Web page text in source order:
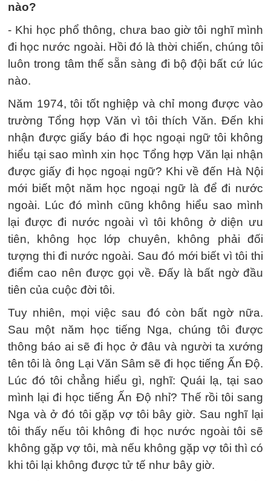
nào?
- Khi học phổ thông, chưa bao giờ tôi nghĩ mình
đi học nước ngoài. Hồi đó là thời chiến, chúng tôi
luôn trong tâm thế sẵn sàng đi bộ đội bất cứ lúc
nào.
Năm 1974, tôi tốt nghiệp và chỉ mong được vào
trường Tổng hợp Văn vì tôi thích Văn. Đến khi
nhận được giấy báo đi học ngoại ngữ tôi không
hiểu tại sao mình xin học Tổng hợp Văn lại nhận
được giấy đi học ngoại ngữ? Khi về đến Hà Nội
mới biết một năm học ngoại ngữ là để đi nước
ngoài. Lúc đó mình cũng không hiểu sao mình
lại được đi nước ngoài vì tôi không ở diện ưu
tiên, không học lớp chuyên, không phải đối
tượng thi đi nước ngoài. Sau đó mới biết vì tôi thi
điểm cao nên được gọi về. Đấy là bất ngờ đầu
tiên của cuộc đời tôi.
Tuy nhiên, mọi việc sau đó còn bất ngờ nữa.
Sau một năm học tiếng Nga, chúng tôi được
thông báo ai sẽ đi học ở đâu và người ta xướng
tên tôi là ông Lại Văn Sâm sẽ đi học tiếng Ấn Độ.
Lúc đó tôi chẳng hiểu gì, nghĩ: Quái lạ, tại sao
mình lại đi học tiếng Ấn Độ nhỉ? Thế rồi tôi sang
Nga và ở đó tôi gặp vợ tôi bây giờ. Sau nghĩ lại
tôi thấy nếu tôi không đi học nước ngoài tôi sẽ
không gặp vợ tôi, mà nếu không gặp vợ tôi thì có
khi tôi lại không được tử tế như bây giờ.